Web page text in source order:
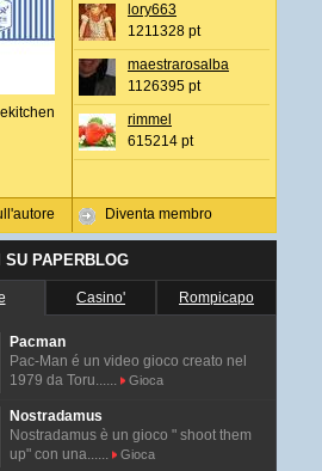
lory663
1211328 pt
maestrarosalba
1126395 pt
rimmel
615214 pt
Diventa membro
SU PAPERBLOG
Casino' Rompicapo
Pacman
Pac-Man é un video gioco creato nel
1979 da Toru......
Gioca
Nostradamus
Nostradamus è un gioco " shoot them
up" con una......
Gioca